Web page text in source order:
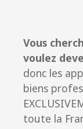
Vous
voulez
donc les
biens
toute la